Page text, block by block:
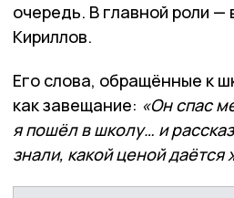
очередь. В главной роли —
Кириллов.
Его слова, обращённые к
как завещание: «Он спас
я пошёл в школу… и
знали, какой ценой даётся